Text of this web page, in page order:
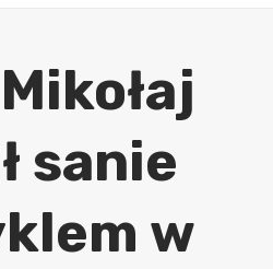
sanie
w